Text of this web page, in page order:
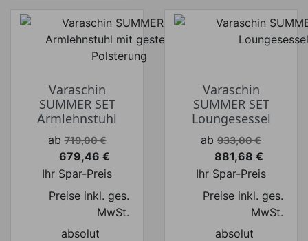
Varaschin
SUMMER SET
Armlehnstuhl
Verkaufspreis
ab 719,00 €
Preis
679,46 €
Ihr Spar-Preis
Preise inkl. ges.
MwSt.
absolut
Varaschin
SUMMER SET
Loungesessel
Verkaufspreis
ab 933,00 €
Preis
881,68 €
Ihr Spar-Preis
Preise inkl. ges.
MwSt.
absolut